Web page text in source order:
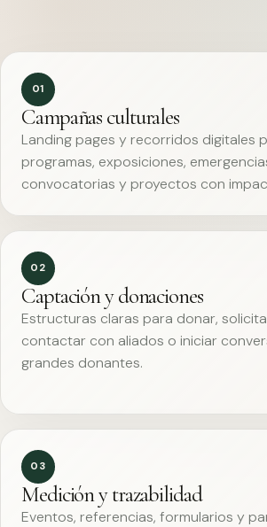
01
Campañas culturales
Landing pages y recorridos digitales
programas, exposiciones,
convocatorias y proyectos con
02
Captación y donaciones
Estructuras claras para donar,
contactar con aliados o iniciar
grandes donantes.
03
Medición y trazabilidad
Eventos, referencias, formularios y